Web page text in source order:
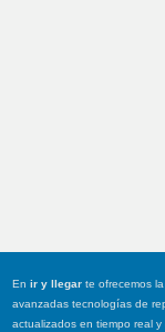
Enir y llegar te ofrecemos
avanzadas tecnologías de
actualizados en tiempo real